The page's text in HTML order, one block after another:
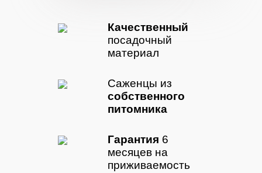
Качественный
посадочный
материал
Саженцы из
собственного
питомника
Гарантия 6
месяцев на
приживаемость